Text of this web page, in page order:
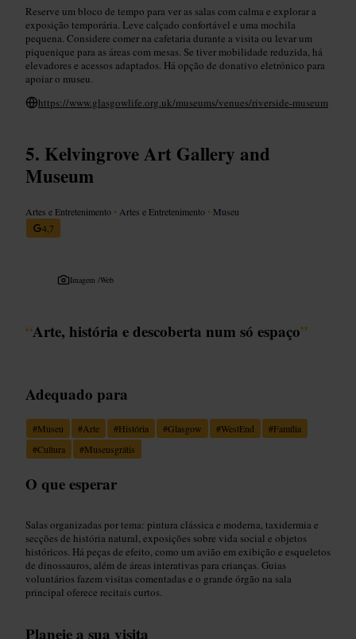
Reserve um bloco de tempo para ver as salas com calma e explorar a
exposição temporária. Leve calçado confortável e uma mochila
pequena. Considere comer na cafetaria durante a visita ou levar um
piquenique para as áreas com mesas. Se tiver mobilidade reduzida, há
elevadores e acessos adaptados. Há opção de donativo eletrónico para
apoiar o museu.
https://www.glasgowlife.org.uk/museums/venues/riverside-museum
Kelvingrove Art Gallery and
Museum
Artes e Entretenimento • Artes e Entretenimento • Museu
4,7
Imagem /Web
“Arte, história e descoberta num só espaço”
Adequado para
#Museu #Arte #História #Glasgow #WestEnd #Família
#Cultura #Museusgrátis
O que esperar
Salas organizadas por tema: pintura clássica e moderna, taxidermia e
secções de história natural, exposições sobre vida social e objetos
históricos. Há peças de efeito, como um avião em exibição e esqueletos
de dinossauros, além de áreas interativas para crianças. Guias
voluntários fazem visitas comentadas e o grande órgão na sala
principal oferece recitais curtos.
Planeie a sua visita